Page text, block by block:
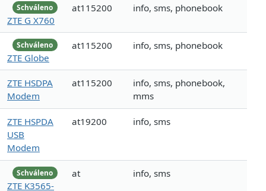
Schváleno
ZTE G X760
at115200 info, sms, phonebook
Schváleno
ZTE Globe
at115200 info, sms, phonebook
ZTE HSDPA
Modem
at115200
info, sms, phonebook,
mms
ZTE HSPDA
USB
Modem
at19200 info, sms
Schváleno
ZTE K3565-
at info, sms